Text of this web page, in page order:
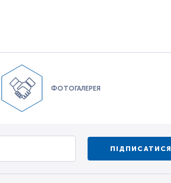
ФОТОГАЛЕРЕЯ
ПІДПИСАТИСЯ